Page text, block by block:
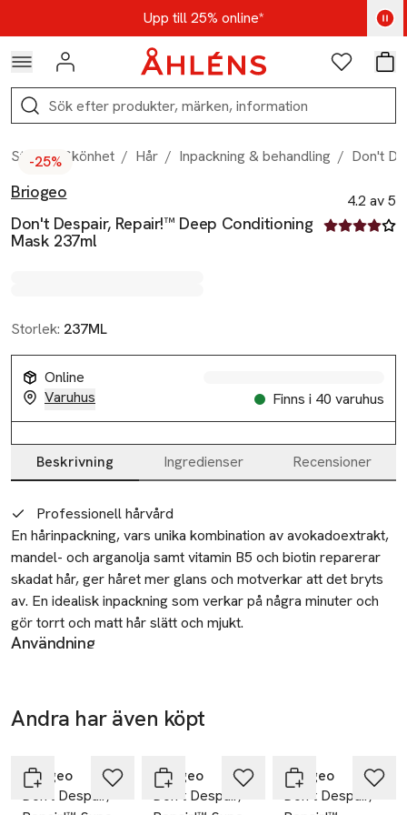
Hoppa till navigationsmenynUpp till 25% online*
Kod: AUG25 - Shoppa nu
Logga in Favoriter
Sök
Start / Skönhet / Hår / Inpackning & behandling / Don't
Produktbilder
Hoppa över bildspelet
-25%
Briogeo
Don't Despair, Repair!™ Deep Conditioning
Mask 237ml
4.2 av 5
4.2 av fem
Storlek: 237ML
Online
Varuhus
Finns i 40 varuhus
Produktinformation
Beskrivning Ingredienser Recensioner
Beskrivning
Professionell hårvård
En hårinpackning, vars unika kombination av avokadoextrakt,
mandel- och arganolja samt vitamin B5 och biotin reparerar
skadat hår, ger håret mer glans och motverkar att det bryts
av. En idealisk inpackning som verkar på några minuter och
gör torrt och matt hår slätt och mjukt.
Användning
SKU: 90859396
Andra har även köpt
Briogeo
Don't Despair,
-25%
Briogeo
Don’t Despair,
Briogeo
Don’t Despair,